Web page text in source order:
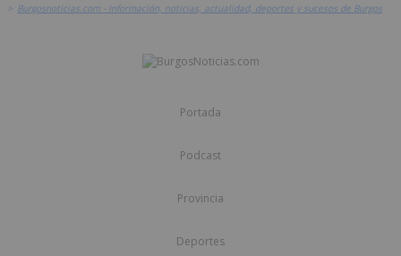
> Burgosnoticias.com - Información, noticias, actualidad, deportes y sucesos de Burgos
Portada
Podcast
Provincia
Deportes